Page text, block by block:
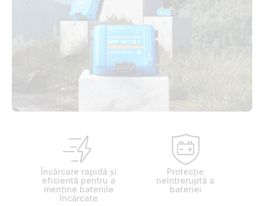
Încărcare rapidă și
eficientă pentru a
menține bateriile
încărcate
Protecție
neîntreruptă a
bateriei